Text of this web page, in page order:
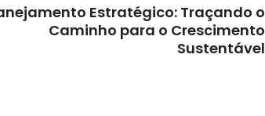
Estratégico: Traçando o
Caminho para o Crescimento
Sustentável